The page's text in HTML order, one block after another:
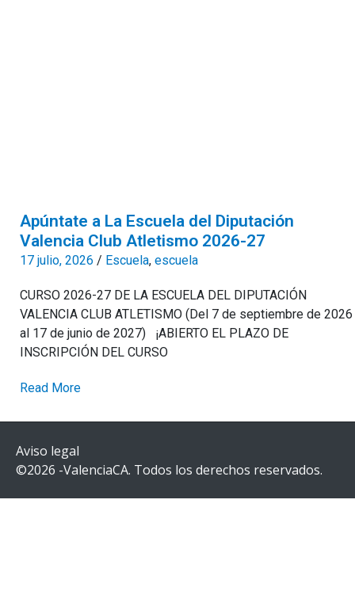
Apúntate a La Escuela del Diputación
Valencia Club Atletismo 2026-27
17 julio, 2026 / Escuela, escuela
CURSO 2026-27 DE LA ESCUELA DEL DIPUTACIÓN
VALENCIA CLUB ATLETISMO (Del 7 de septiembre de 2026
al 17 de junio de 2027) ¡ABIERTO EL PLAZO DE
INSCRIPCIÓN DEL CURSO
Read More
Aviso legal
©2026 -ValenciaCA. Todos los derechos reservados.